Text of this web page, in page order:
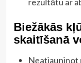
Biežākās
skaitīšanā
Neatjauninot